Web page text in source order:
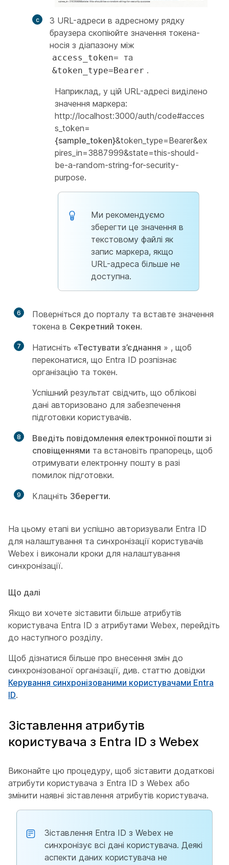
З URL-адреси в адресному рядку
браузера скопіюйте значення токена-
носія з діапазону між
access_token= та
&token_type=Bearer .
Наприклад, у цій URL-адресі виділено
значення маркера:
http://localhost:3000/auth/code#acces
s_token=
{sample_token}&token_type=Bearer&ex
pires_in=3887999&state=this-should-
be-a-random-string-for-security-
purpose.
Ми рекомендуємо
зберегти це значення в
текстовому файлі як
запис маркера, якщо
URL-адреса більше не
доступна.
6
Поверніться до порталу та вставте значення
токена в Секретний токен.
7 Натисніть «Тестувати з’єднання » , щоб
переконатися, що Entra ID розпізнає
організацію та токен.
Успішний результат свідчить, що облікові
дані авторизовано для забезпечення
підготовки користувачів.
8
Введіть повідомлення електронної пошти зі
сповіщеннями та встановіть прапорець, щоб
отримувати електронну пошту в разі
помилок підготовки.
9 Клацніть Зберегти.
На цьому етапі ви успішно авторизували Entra ID
для налаштування та синхронізації користувачів
Webex і виконали кроки для налаштування
синхронізації.
Що далі
Якщо ви хочете зіставити більше атрибутів
користувача Entra ID з атрибутами Webex, перейдіть
до наступного розділу.
Щоб дізнатися більше про внесення змін до
синхронізованої організації, див. статтю довідки
Керування синхронізованими користувачами Entra
ID.
Зіставлення атрибутів
користувача з Entra ID з Webex
Виконайте цю процедуру, щоб зіставити додаткові
атрибути користувача з Entra ID з Webex або
змінити наявні зіставлення атрибутів користувача.
Зіставлення Entra ID з Webex не
синхронізує всі дані користувача. Деякі
аспекти даних користувача не